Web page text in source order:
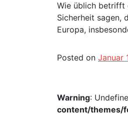
Wie üblich betrifft
Sicherheit sagen,
Europa,
Posted on Januar
Warning:
content/themes/